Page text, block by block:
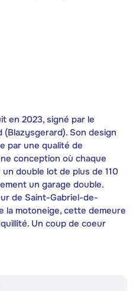
en 2023, signé par le
Son design
par une qualité de
conception où chaque
double lot de plus de 110
un garage double.
de Saint-Gabriel-de-
la motoneige, cette demeure
Un coup de coeur